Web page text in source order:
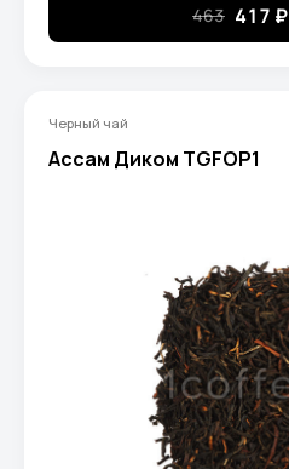
463 417 ₽
Черный чай
Ассам Диком TGFOP1